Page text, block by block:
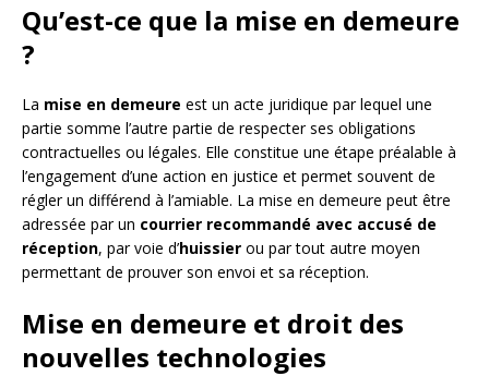
Qu’est-ce que la mise en demeure
?
La mise en demeure est un acte juridique par lequel une
partie somme l’autre partie de respecter ses obligations
contractuelles ou légales. Elle constitue une étape préalable à
l’engagement d’une action en justice et permet souvent de
régler un différend à l’amiable. La mise en demeure peut être
adressée par un courrier recommandé avec accusé de
réception, par voie d’huissier ou par tout autre moyen
permettant de prouver son envoi et sa réception.
Mise en demeure et droit des
nouvelles technologies